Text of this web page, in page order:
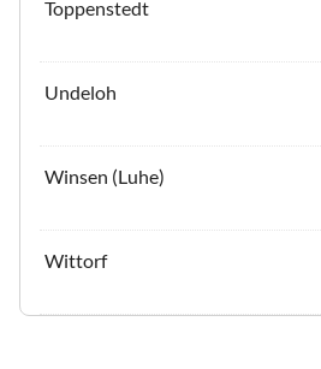
Toppenstedt
Undeloh
Winsen (Luhe)
Wittorf